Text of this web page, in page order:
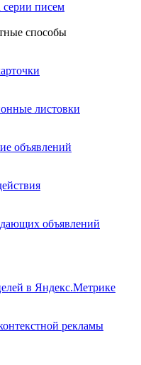
писем
способы
листовки
объявлений
объявлений
в Яндекс.Метрике
рекламы